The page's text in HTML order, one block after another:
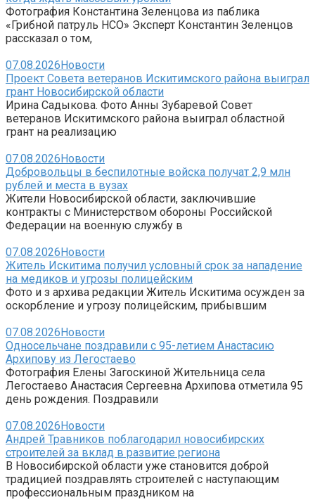
Фотография Константина Зеленцова из паблика
«Грибной патруль НСО» Эксперт Константин Зеленцов
рассказал о том,
07.08.2026Новости
Проект Совета ветеранов Искитимского района выиграл
грант Новосибирской области
Ирина Садыкова. Фото Анны Зубаревой Совет
ветеранов Искитимского района выиграл областной
грант на реализацию
07.08.2026Новости
Добровольцы в беспилотные войска получат 2,9 млн
рублей и места в вузах
Жители Новосибирской области, заключившие
контракты с Министерством обороны Российской
Федерации на военную службу в
07.08.2026Новости
Житель Искитима получил условный срок за нападение
на медиков и угрозы полицейским
Фото и з архива редакции Житель Искитима осужден за
оскорбление и угрозу полицейским, прибывшим
07.08.2026Новости
Односельчане поздравили с 95-летием Анастасию
Архипову из Легостаево
Фотография Елены Загоскиной Жительница села
Легостаево Анастасия Сергеевна Архипова отметила 95
день рождения. Поздравили
07.08.2026Новости
Андрей Травников поблагодарил новосибирских
строителей за вклад в развитие региона
В Новосибирской области уже становится доброй
традицией поздравлять строителей с наступающим
профессиональным праздником на